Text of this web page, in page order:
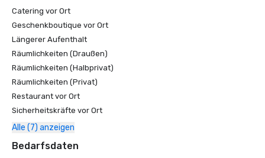
Catering vor Ort
Geschenkboutique vor Ort
Längerer Aufenthalt
Räumlichkeiten (Draußen)
Räumlichkeiten (Halbprivat)
Räumlichkeiten (Privat)
Restaurant vor Ort
Sicherheitskräfte vor Ort
Alle (7) anzeigen
Bedarfsdaten